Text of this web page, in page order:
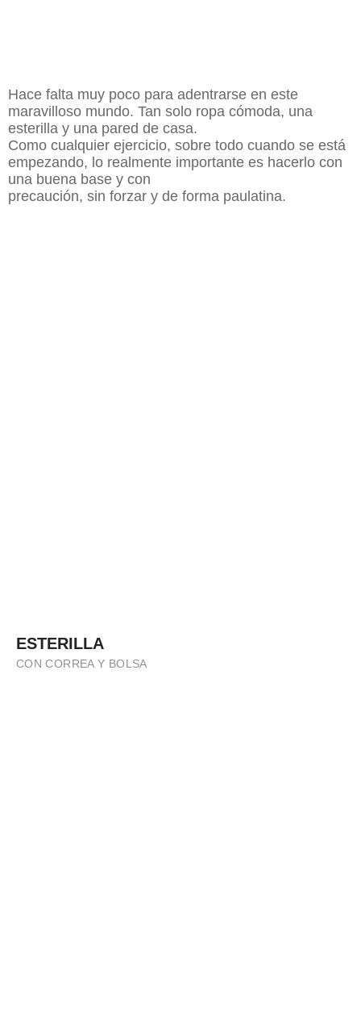
Hace falta muy poco para adentrarse en este
maravilloso mundo. Tan solo ropa cómoda, una
esterilla y una pared de casa.
Como cualquier ejercicio, sobre todo cuando se está
empezando, lo realmente importante es hacerlo con
una buena base y con
precaución, sin forzar y de forma paulatina.
ESTERILLA
CON CORREA Y BOLSA